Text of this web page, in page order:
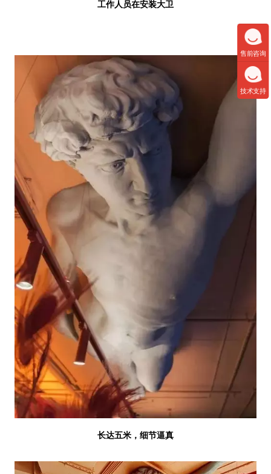
工作人员在安装大卫
长达五米，细节逼真
售前咨询
技术支持